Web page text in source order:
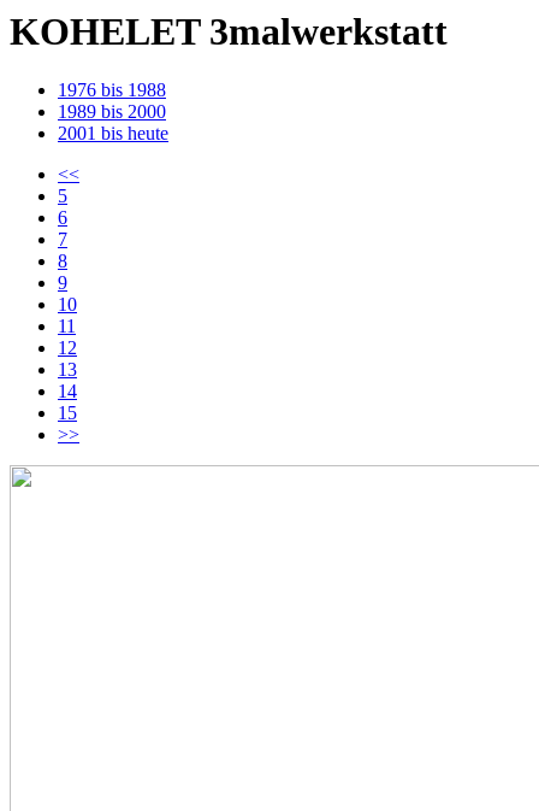
KOHELET 3malwerkstatt
1976 bis 1988
1989 bis 2000
2001 bis heute
<<
5
6
7
8
9
10
11
12
13
14
15
>>